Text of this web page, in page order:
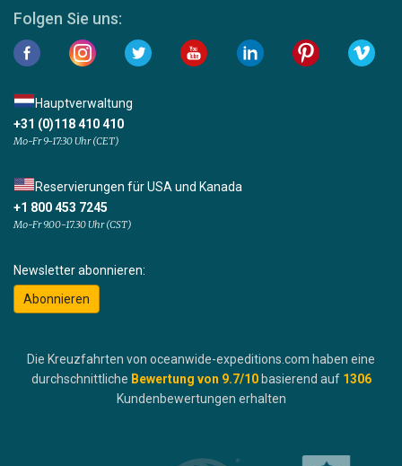
Folgen Sie uns:
Hauptverwaltung
+31 (0)118 410 410
Mo-Fr 9-17:30 Uhr (CET)
Reservierungen für USA und Kanada
+1 800 453 7245
Mo-Fr 9.00-17.30 Uhr (CST)
Newsletter abonnieren:
Abonnieren
Die Kreuzfahrten von oceanwide-expeditions.com haben eine
durchschnittliche Bewertung von 9.7/10 basierend auf 1306
Kundenbewertungen erhalten